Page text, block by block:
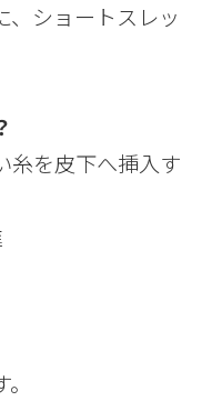
、ショートスレッ
糸を皮下へ挿入す